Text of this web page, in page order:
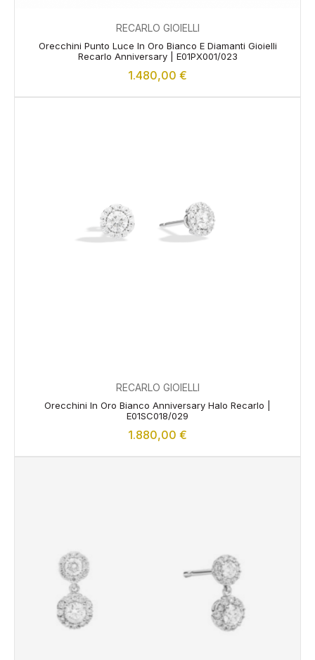
RECARLO GIOIELLI
Orecchini Punto Luce In Oro Bianco E Diamanti Gioielli
Recarlo Anniversary | E01PX001/023
1.480,00 €
RECARLO GIOIELLI
Orecchini In Oro Bianco Anniversary Halo Recarlo |
E01SC018/029
1.880,00 €